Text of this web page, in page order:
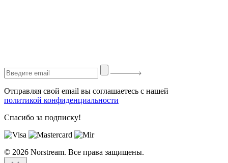
Отправляя свой email вы соглашаетесь с нашей
политикой конфиденциальности
Спасибо за подписку!
© 2026 Norstream. Все права защищены.